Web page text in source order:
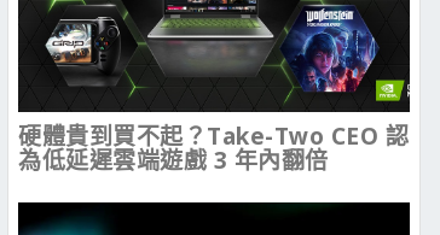
硬體貴到買不起？Take-Two CEO 認
為低延遲雲端遊戲 3 年內翻倍